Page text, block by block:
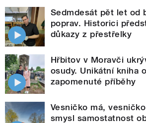
Sedmdesát pět let od
poprav. Historici
důkazy z přestřelky
Hřbitov v Moravči
osudy. Unikátní kniha
zapomenuté příběhy
Vesničko má,
smysl samostatnost